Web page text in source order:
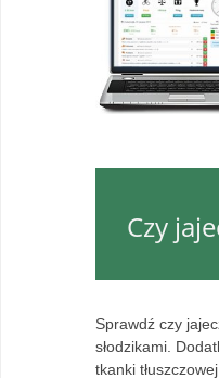
Czy
Sprawdź czy
słodzikami.
tkanki tłuszczowej.